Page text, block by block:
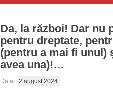
Da, la război! Dar nu
pentru dreptate,
(pentru a mai fi unul)
avea una)!…
Data: 2 august 2024